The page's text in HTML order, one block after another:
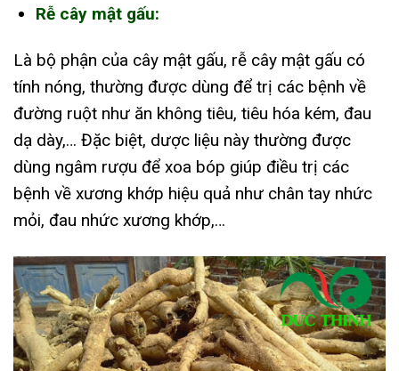
Rễ cây mật gấu:
Là bộ phận của cây mật gấu, rễ cây mật gấu có
tính nóng, thường được dùng để trị các bệnh về
đường ruột như ăn không tiêu, tiêu hóa kém, đau
dạ dày,… Đặc biệt, dược liệu này thường được
dùng ngâm rượu để xoa bóp giúp điều trị các
bệnh về xương khớp hiệu quả như chân tay nhức
mỏi, đau nhức xương khớp,…